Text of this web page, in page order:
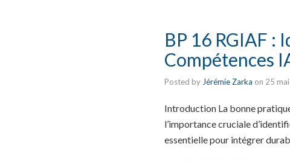
BP 16 RGIAF
Compétences
Posted by Jérémie Zarka on 25
Introduction La bonne
l’importance cruciale
essentielle pour intégrer